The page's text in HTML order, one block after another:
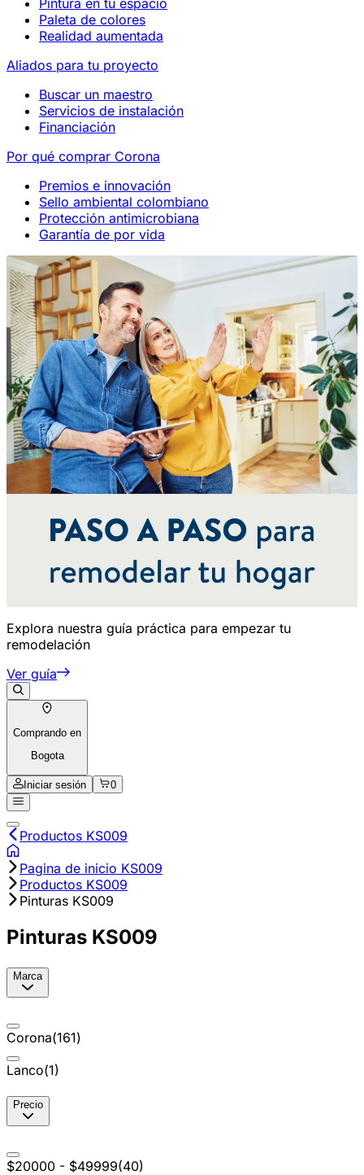
Pintura en tu espacio
Paleta de colores
Realidad aumentada
Aliados para tu proyecto
Buscar un maestro
Servicios de instalación
Financiación
Por qué comprar Corona
Premios e innovación
Sello ambiental colombiano
Protección antimicrobiana
Garantía de por vida
Explora nuestra guía práctica para empezar tu
remodelación
Ver guía
Comprando en
Bogota
Iniciar sesión 0
Productos KS009
Pagina de inicio KS009
Productos KS009
Pinturas KS009
Pinturas KS009
Marca
Corona(161)
Lanco(1)
Precio
$20000 - $49999(40)